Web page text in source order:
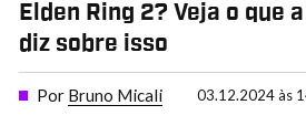
Elden Ring 2? Veja o que
diz sobre isso
Por Bruno Micali 03.12.2024 às